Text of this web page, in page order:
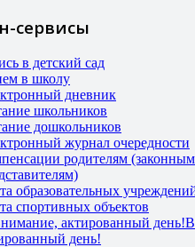
сервисы
в детский сад
в школу
дневник
школьников
дошкольников
журнал очередности
родителям (законным
образовательных
спортивных объектов
день!